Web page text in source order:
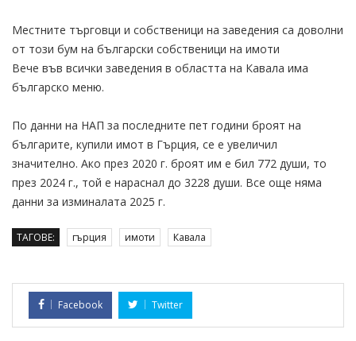
Местните търговци и собственици на заведения са доволни
от този бум на български собственици на имоти
Вече във всички заведения в областта на Кавала има
българско меню.
По данни на НАП за последните пет години броят на
българите, купили имот в Гърция, се е увеличил
значително. Ако през 2020 г. броят им е бил 772 души, то
през 2024 г., той е нараснал до 3228 души. Все още няма
данни за изминалата 2025 г.
ТАГОВЕ: гърция имоти Кавала
Facebook Twitter